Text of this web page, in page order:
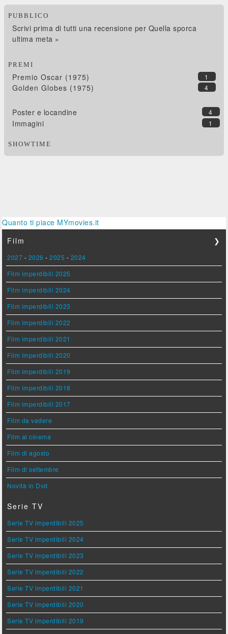
PUBBLICO
Scrivi prima di tutti una recensione per Quella sporca
ultima meta »
PREMI
1
Premio Oscar (1975)
4
Golden Globes (1975)
4
Poster e locandine
1
Immagini
SHOWTIME
Quanto ti piace MYmovies.it
Film
❯
2027 - 2026 -2025 - 2024
Film imperdibili 2025
Film imperdibili 2024
Film imperdibili 2023
Film imperdibili 2022
Film imperdibili 2021
Film imperdibili 2020
Film imperdibili 2019
Film imperdibili 2018
Film imperdibili 2017
Film da vedere
Film al cinema
Film di agosto
Film di settembre
Novità in Dvd
Serie TV
Serie TV imperdibili 2025
Serie TV imperdibili 2024
Serie TV imperdibili 2023
Serie TV imperdibili 2022
Serie TV imperdibili 2021
Serie TV imperdibili 2020
Serie TV imperdibili 2019